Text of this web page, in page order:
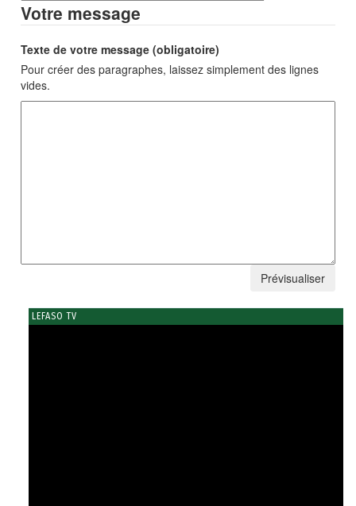
Votre message
Texte de votre message (obligatoire)
Pour créer des paragraphes, laissez simplement des lignes
vides.
LEFASO TV